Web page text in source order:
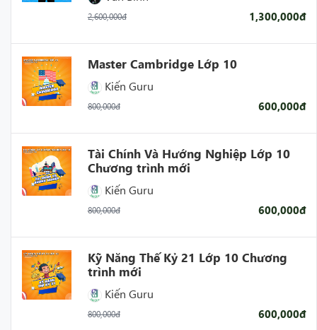
- Giúp cải thiện kết quả học tập và tăng tinh thần tự giác
học của học sinh.
2,600,000đ 1,300,000đ
Master Cambridge Lớp 10
Kiến Guru
800,000đ 600,000đ
Tài Chính Và Hướng Nghiệp Lớp 10
Chương trình mới
Kiến Guru
800,000đ 600,000đ
Kỹ Năng Thế Kỷ 21 Lớp 10 Chương
trình mới
Kiến Guru
800,000đ 600,000đ